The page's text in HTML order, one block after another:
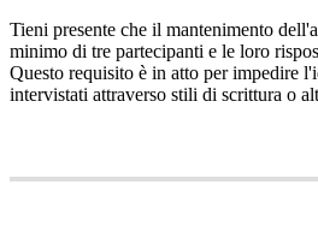
Tieni presente che il mantenimento dell'
minimo di tre partecipanti e le loro
Questo requisito è in atto per impedire l'
intervistati attraverso stili di scrittura o